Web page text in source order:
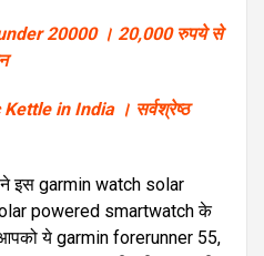
20000 । 20,000 रुपये से
in India । सर्वश्रेष्ठ
इस garmin watch solar
powered smartwatch के
आपको ये garmin forerunner 55,